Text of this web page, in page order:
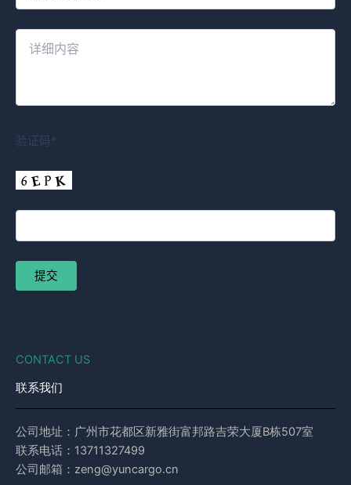
验证码*
CONTACT US
联系我们
公司地址：广州市花都区新雅街富邦路吉荣大厦B栋507室
联系电话：13711327499
公司邮箱：zeng@yuncargo.cn